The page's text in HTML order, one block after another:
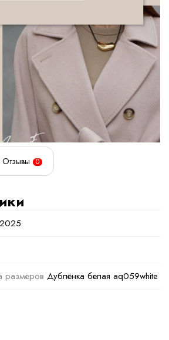
Отзывы 0
размеров Дублёнка белая aq059white